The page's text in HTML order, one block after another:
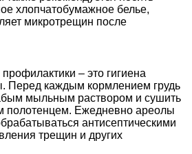
хлопчатобумажное белье,
микротрещин после
– это гигиена
Перед каждым кормлением грудь
мыльным раствором и сушить
полотенцем. Ежедневно ареолы
антисептическими
трещин и других